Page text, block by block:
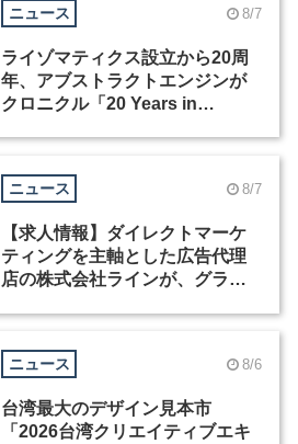
ニュース 8/7
ライゾマティクス設立から20周
年、アブストラクトエンジンが
クロニクル「20 Years in
ニュース 8/7
【求人情報】ダイレクトマーケ
ティングを主軸とした広告代理
店の株式会社ラインが、グラフ
ニュース 8/6
台湾最大のデザイン見本市
「2026台湾クリエイティブエキ